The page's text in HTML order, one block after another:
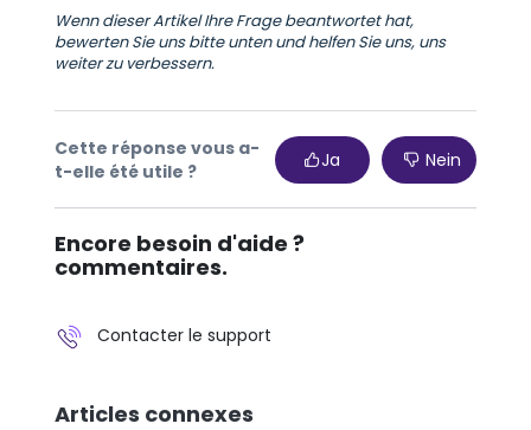
Wenn dieser Artikel Ihre Frage beantwortet hat,
bewerten Sie uns bitte unten und helfen Sie uns, uns
weiter zu verbessern.
Cette réponse vous a-
t-elle été utile ?
Ja Nein
Encore besoin d'aide ?
commentaires.
Contacter le support
Articles connexes